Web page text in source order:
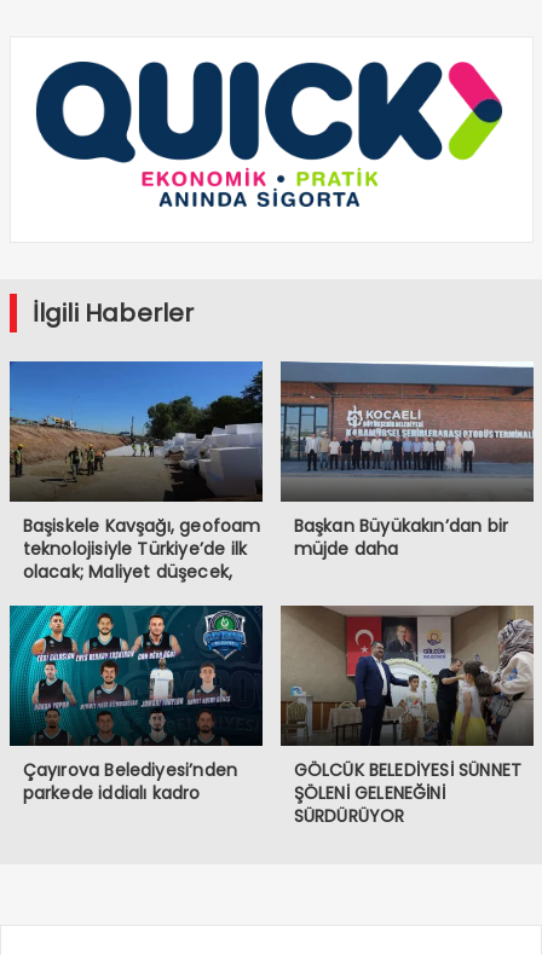
İlgili Haberler
Başiskele Kavşağı, geofoam
teknolojisiyle Türkiye’de ilk
olacak; Maliyet düşecek,
Başkan Büyükakın’dan bir
müjde daha
Çayırova Belediyesi’nden
parkede iddialı kadro
GÖLCÜK BELEDİYESİ SÜNNET
ŞÖLENİ GELENEĞİNİ
SÜRDÜRÜYOR